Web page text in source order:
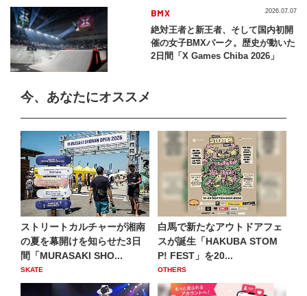
BMX
絶対王者と新王者、そして国内初開
催の女子BMXパーク。歴史が動いた
2日間「X Games Chiba 2026」
2026.07.07
今、あなたにオススメ
ストリートカルチャーが湘南
の夏を幕開けを知らせた3日
間「MURASAKI SHO...
SKATE
白馬で新たなアウトドアフェ
スが誕生「HAKUBA STOM
P! FEST」を20...
OTHERS